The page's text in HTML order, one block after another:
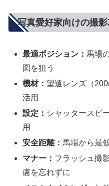
写真愛好家向けの撮
最適ポジション： 馬場
図を狙う
機材：望遠レンズ（
活用
設定： シャッタースピ
用
安全距離： 馬場から最
マナー： フラッシュ撮
慮を忘れずに